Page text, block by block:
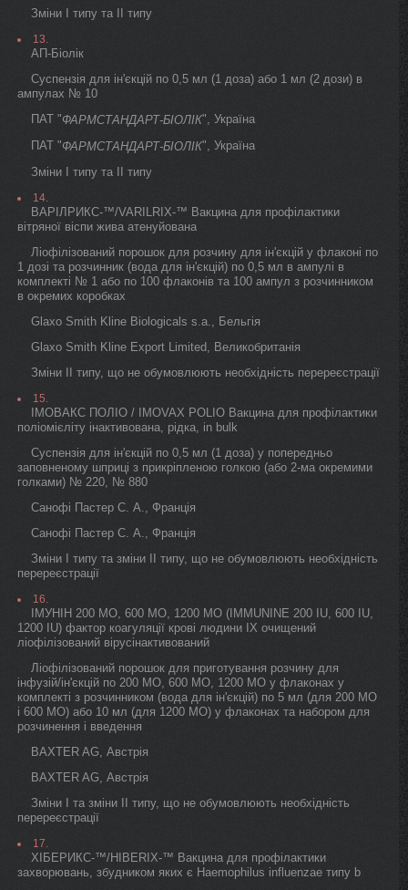
Зміни I типу та II типу
13.
АП-Біолік
Суспензія для ін'єкцій по 0,5 мл (1 доза) або 1 мл (2 дози) в
ампулах № 10
ПАТ "ФАРМСТАНДАРТ-БІОЛІК", Україна
ПАТ "ФАРМСТАНДАРТ-БІОЛІК", Україна
Зміни I типу та II типу
14.
ВАРІЛРИКС-™/VARILRIX-™ Вакцина для профілактики
вітряної віспи жива атенуйована
Ліофілізований порошок для розчину для ін'єкцій у флаконі по
1 дозі та розчинник (вода для ін'єкцій) по 0,5 мл в ампулі в
комплекті № 1 або по 100 флаконів та 100 ампул з розчинником
в окремих коробках
Glaxo Smith Kline Biologicals s.a., Бельгія
Glaxo Smith Kline Export Limited, Великобританія
Зміни II типу, що не обумовлюють необхідність перереєстрації
15.
ІМОВАКС ПОЛІО / IMOVAX POLIO Вакцина для профілактики
поліомієліту інактивована, рідка, in bulk
Суспензія для ін'єкцій по 0,5 мл (1 доза) у попередньо
заповненому шприці з прикріпленою голкою (або 2-ма окремими
голками) № 220, № 880
Санофі Пастер С. А., Франція
Санофі Пастер С. А., Франція
Зміни I типу та зміни II типу, що не обумовлюють необхідність
перереєстрації
16.
ІМУНІН 200 МО, 600 МО, 1200 МО (IMMUNINE 200 IU, 600 IU,
1200 IU) фактор коагуляції крові людини ІХ очищений
ліофілізований вірусінактивований
Ліофілізований порошок для приготування розчину для
інфузій/ін'єкцій по 200 МО, 600 МО, 1200 МО у флаконах у
комплекті з розчинником (вода для ін'єкцій) по 5 мл (для 200 МО
і 600 МО) або 10 мл (для 1200 МО) у флаконах та набором для
розчинення і введення
BAXTER AG, Австрія
BAXTER AG, Австрія
Зміни I та зміни II типу, що не обумовлюють необхідність
перереєстрації
17.
ХІБЕРИКС-™/HIBERIX-™ Вакцина для профілактики
захворювань, збудником яких є Haemophilus influenzae типу b